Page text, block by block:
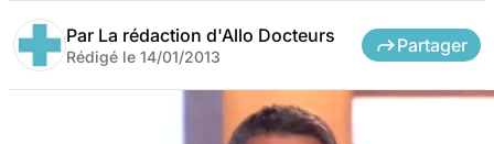
Par La rédaction d'Allo Docteurs
Rédigé le 14/01/2013
Partager